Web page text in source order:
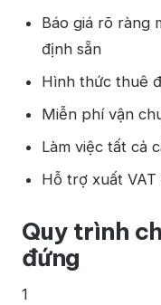
Báo giá rõ ràng
định sẵn
Hình thức thuê
Miễn phí vận
Làm việc tất cả
Hỗ trợ xuất
Quy trình
đứng
1